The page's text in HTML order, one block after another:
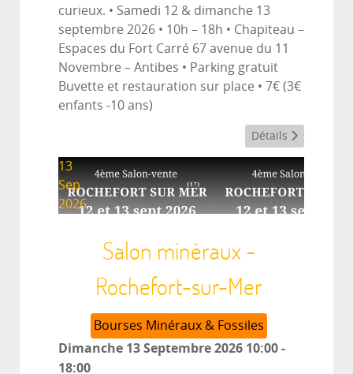
curieux. • Samedi 12 & dimanche 13
septembre 2026 • 10h – 18h • Chapiteau –
Espaces du Fort Carré 67 avenue du 11
Novembre – Antibes • Parking gratuit
Buvette et restauration sur place • 7€ (3€
enfants -10 ans)
Détails
13
Sep
2026
Salon minéraux -
Rochefort-sur-Mer
Bourses Minéraux & Fossiles
Dimanche 13 Septembre 2026 10:00-
18:00